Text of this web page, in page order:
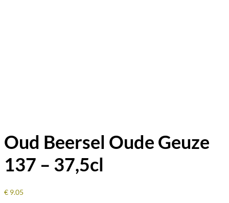
Oud Beersel Oude Geuze
137 – 37,5cl
€ 9.05